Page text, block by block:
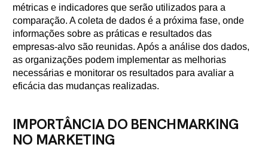
métricas e indicadores que serão utilizados para a
comparação. A coleta de dados é a próxima fase, onde
informações sobre as práticas e resultados das
empresas-alvo são reunidas. Após a análise dos dados,
as organizações podem implementar as melhorias
necessárias e monitorar os resultados para avaliar a
eficácia das mudanças realizadas.
IMPORTÂNCIA DO BENCHMARKING
NO MARKETING